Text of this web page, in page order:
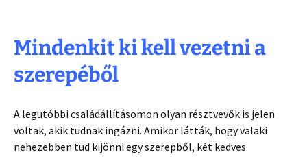
Mindenkit ki kell vezetni a
szerepéből
A legutóbbi családállításomon olyan résztvevők is jelen
voltak, akik tudnak ingázni. Amikor látták, hogy valaki
nehezebben tud kijönni egy szerepből, két kedves